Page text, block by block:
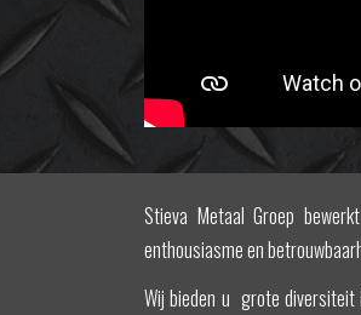
Stieva Metaal Groep
enthousiasme en
Wij bieden u grote diversiteit